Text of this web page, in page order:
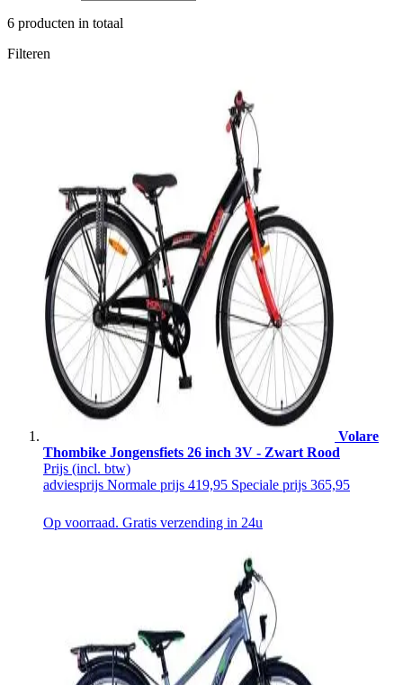
6 producten in totaal
Filteren
Volare
Thombike Jongensfiets 26 inch 3V - Zwart Rood
Prijs (incl. btw)
adviesprijs Normale prijs 419,95 Speciale prijs 365,95
Op voorraad. Gratis verzending in 24u